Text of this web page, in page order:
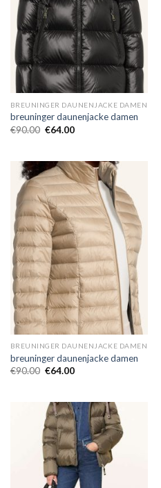
BREUNINGER DAUNENJACKE DAMEN
breuninger daunenjacke damen
€90.00 €64.00
BREUNINGER DAUNENJACKE DAMEN
breuninger daunenjacke damen
€90.00 €64.00